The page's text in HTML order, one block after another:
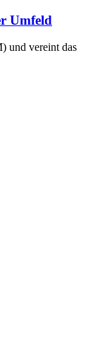
Umfeld
und vereint das